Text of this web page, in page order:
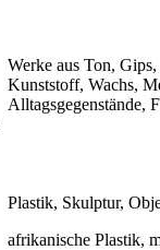
Werke aus Ton,
Kunststoff, Wachs,
Alltagsgegenstände,
Plastik, Skulptur,
afrikanische Plastik,